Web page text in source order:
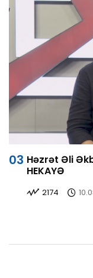
Həzrət Əli
HEKAYƏ
2174